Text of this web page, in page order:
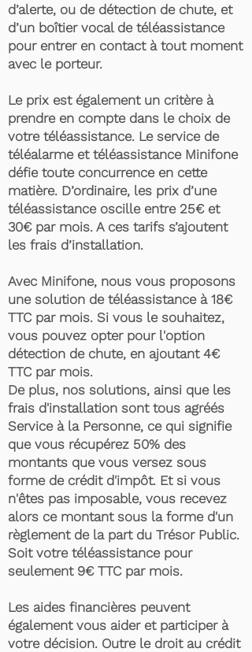
d’alerte, ou de détection de chute, et
d’un boîtier vocal de téléassistance
pour entrer en contact à tout moment
avec le porteur.
Le prix est également un critère à
prendre en compte dans le choix de
votre téléassistance. Le service de
téléalarme et téléassistance Minifone
défie toute concurrence en cette
matière. D’ordinaire, les prix d’une
téléassistance oscille entre 25€ et
30€ par mois. A ces tarifs s’ajoutent
les frais d’installation.
Avec Minifone, nous vous proposons
une solution de téléassistance à 18€
TTC par mois. Si vous le souhaitez,
vous pouvez opter pour l'option
détection de chute, en ajoutant 4€
TTC par mois.
De plus, nos solutions, ainsi que les
frais d'installation sont tous agréés
Service à la Personne, ce qui signifie
que vous récupérez 50% des
montants que vous versez sous
forme de crédit d'impôt. Et si vous
n'êtes pas imposable, vous recevez
alors ce montant sous la forme d'un
règlement de la part du Trésor Public.
Soit votre téléassistance pour
seulement 9€ TTC par mois.
Les aides financières peuvent
également vous aider et participer à
votre décision. Outre le droit au crédit